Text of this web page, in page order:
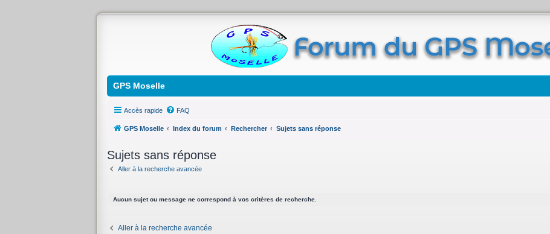
GPS Moselle
Accès rapide FAQ
GPS Moselle Index du forum Rechercher Sujets sans réponse
Sujets sans réponse
Aller à la recherche avancée
Aucun sujet ou message ne correspond à vos critères de recherche.
Aller à la recherche avancée